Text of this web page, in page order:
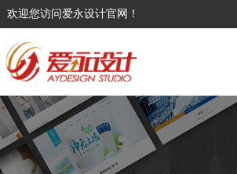
欢迎您访问爱永设计官网！